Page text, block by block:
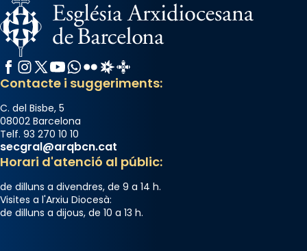
Facebook
Instagram
X / Twitter
YouTube
WhatsApp
FlickrRadio Estel
Catalunya Cristiana
Contacte i suggeriments:
C. del Bisbe, 5
08002 Barcelona
Telf. 93 270 10 10
secgral@arqbcn.cat
Horari d'atenció al públic:
de dilluns a divendres, de 9 a 14 h.
Visites a l'Arxiu Diocesà:
de dilluns a dijous, de 10 a 13 h.